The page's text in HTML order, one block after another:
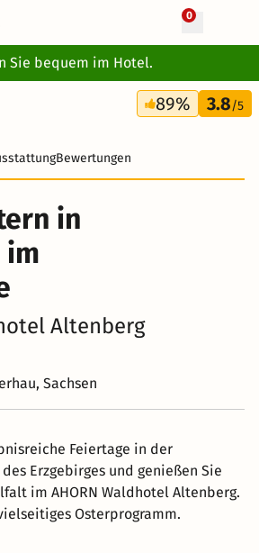
0
Sie bequem im Hotel.
4 Tage
248 €
89% 3.8/5
Bewertungen
in
im
Altenberg
Sachsen
Feiertage in der
Erzgebirges und genießen Sie
im AHORN Waldhotel Altenberg.
Osterprogramm.